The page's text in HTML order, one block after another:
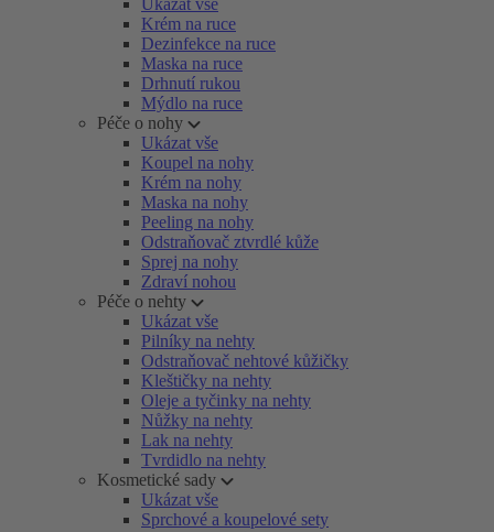
Ukázat vše
Krém na ruce
Dezinfekce na ruce
Maska na ruce
Drhnutí rukou
Mýdlo na ruce
Péče o nohy
Ukázat vše
Koupel na nohy
Krém na nohy
Maska na nohy
Peeling na nohy
Odstraňovač ztvrdlé kůže
Sprej na nohy
Zdraví nohou
Péče o nehty
Ukázat vše
Pilníky na nehty
Odstraňovač nehtové kůžičky
Kleštičky na nehty
Oleje a tyčinky na nehty
Nůžky na nehty
Lak na nehty
Tvrdidlo na nehty
Kosmetické sady
Ukázat vše
Sprchové a koupelové sety